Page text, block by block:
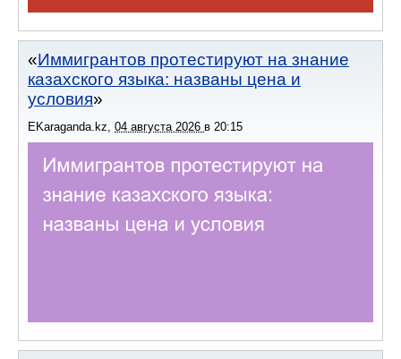
Иммигрантов протестируют на знание
казахского языка: названы цена и
условия
EKaraganda.kz 04 августа 2026 в 20:15